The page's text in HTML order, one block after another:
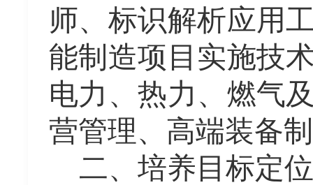
师、标识解析应用
能制造项目实施技
电力、热力、燃气
营管理、高端装备
二、培养目标定位